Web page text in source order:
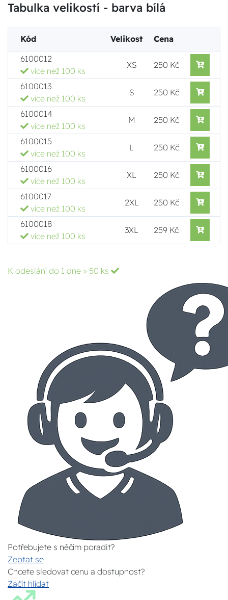
Tabulka velikostí - barva bílá
Kód Velikost
Cena
6100012
více než 100 ks
XS 250 Kč
6100013
více než 100 ks
S 250 Kč
6100014
více než 100 ks
M 250 Kč
6100015
více než 100 ks
L 250 Kč
6100016
více než 100 ks
XL 250 Kč
6100017
více než 100 ks
2XL 250 Kč
6100018
více než 100 ks
3XL 259 Kč
K odeslání do 1 dne > 50 ks
Potřebujete s něčím poradit?
Zeptat se
Chcete sledovat cenu a dostupnost?
Začít hlídat